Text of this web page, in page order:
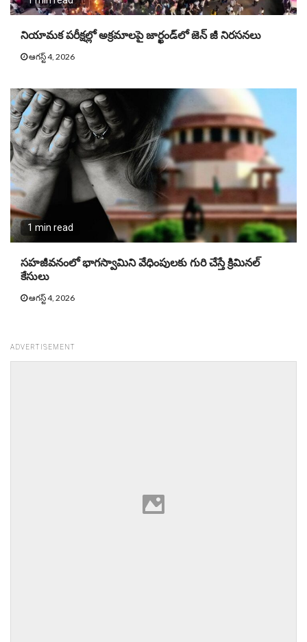
నియామక పరీక్షల్లో అక్రమాలపై జార్ఖండ్‌లో జెన్‌ జీ నిరసనలు
ఆగస్ట్ 4, 2026
1 min read
సహజీవనంలో భాగస్వామిని వేధింపులకు గురి చేస్తే క్రిమినల్
కేసులు
ఆగస్ట్ 4, 2026
ADVERTISEMENT